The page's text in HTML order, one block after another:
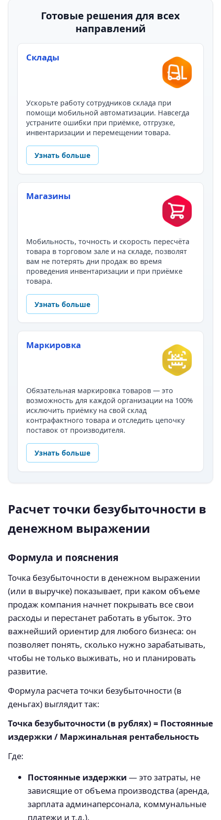
Готовые решения для всех
направлений
Склады
Ускорьте работу сотрудников склада при
помощи мобильной автоматизации. Навсегда
устраните ошибки при приёмке, отгрузке,
инвентаризации и перемещении товара.
Узнать больше
Магазины
Мобильность, точность и скорость пересчёта
товара в торговом зале и на складе, позволят
вам не потерять дни продаж во время
проведения инвентаризации и при приёмке
товара.
Узнать больше
Маркировка
Обязательная маркировка товаров — это
возможность для каждой организации на 100%
исключить приёмку на свой склад
контрафактного товара и отследить цепочку
поставок от производителя.
Узнать больше
Расчет точки безубыточности в
денежном выражении
Формула и пояснения
Точка безубыточности в денежном выражении
(или в выручке) показывает, при каком объеме
продаж компания начнет покрывать все свои
расходы и перестанет работать в убыток. Это
важнейший ориентир для любого бизнеса: он
позволяет понять, сколько нужно зарабатывать,
чтобы не только выживать, но и планировать
развитие.
Формула расчета точки безубыточности (в
деньгах) выглядит так:
Точка безубыточности (в рублях) = Постоянные
издержки / Маржинальная рентабельность
Где:
Постоянные издержки — это затраты, не
зависящие от объема производства (аренда,
зарплата админаперсонала, коммунальные
платежи и т.д.).